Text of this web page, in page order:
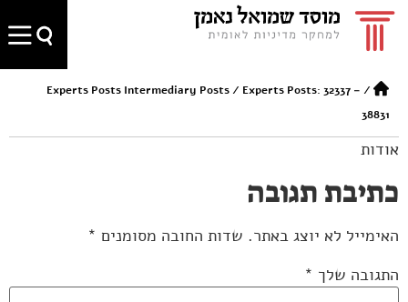
/
Experts Posts Intermediary Posts/ Experts Posts: 32337 –
38831
אודות
כתיבת תגובה
האימייל לא יוצג באתר. שדות החובה מסומנים *
התגובה שלך *